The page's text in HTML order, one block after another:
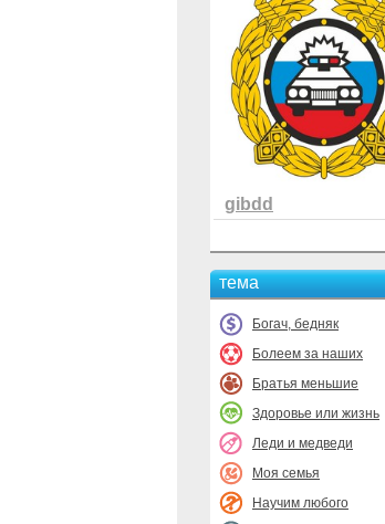
gibdd
тема
Богач, бедняк
Болеем за наших
Братья меньшие
Здоровье или жизнь
Леди и медведи
Моя семья
Научим любого